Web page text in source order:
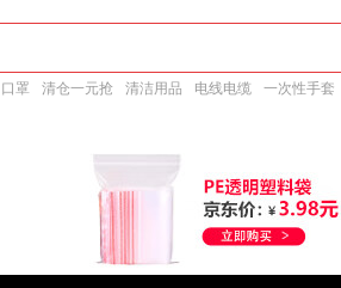
口罩 清仓一元抢 清洁用品 电线电缆 一次性手套